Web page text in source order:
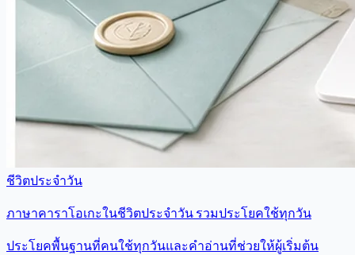
ชีวิตประจำวัน
ภาษาคาราโอเกะในชีวิตประจำวัน รวมประโยคใช้ทุกวัน
ประโยคพื้นฐานที่คนใช้ทุกวันและคำอ่านที่ช่วยให้ผู้เริ่มต้น